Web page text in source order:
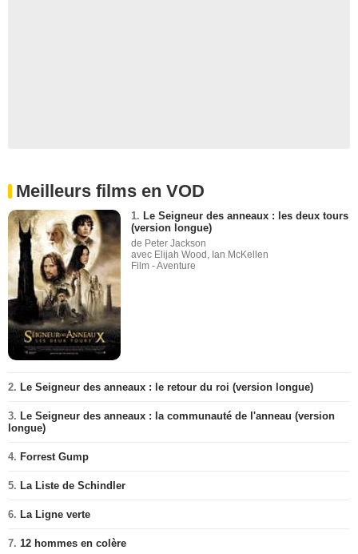
Meilleurs films en VOD
1. Le Seigneur des anneaux : les deux tours
(version longue)
de Peter Jackson
avec Elijah Wood, Ian McKellen
Film - Aventure
2. Le Seigneur des anneaux : le retour du roi (version longue)
3. Le Seigneur des anneaux : la communauté de l'anneau (version
longue)
4. Forrest Gump
5. La Liste de Schindler
6. La Ligne verte
7. 12 hommes en colère